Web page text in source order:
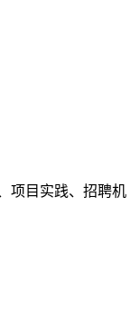
项目实践、招聘机